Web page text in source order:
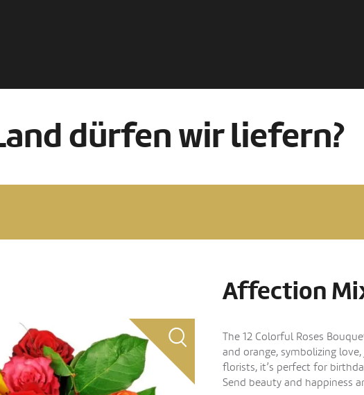
dürfen wir liefern?
Affection
The 12 Colorful Roses
and orange, symbolizing
florists, it’s perfect for
Send beauty and happiness